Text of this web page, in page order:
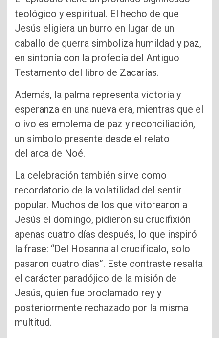
teológico y espiritual. El hecho de que
Jesús eligiera un burro en lugar de un
caballo de guerra simboliza humildad y paz,
en sintonía con la profecía del Antiguo
Testamento del libro de Zacarías.
Además, la palma representa victoria y
esperanza en una nueva era, mientras que el
olivo es emblema de paz y reconciliación,
un símbolo presente desde el relato
del arca de Noé.
La celebración también sirve como
recordatorio de la volatilidad del sentir
popular. Muchos de los que vitorearon a
Jesús el domingo, pidieron su crucifixión
apenas cuatro días después, lo que inspiró
la frase: “Del Hosanna al crucifícalo, solo
pasaron cuatro días”. Este contraste resalta
el carácter paradójico de la misión de
Jesús, quien fue proclamado rey y
posteriormente rechazado por la misma
multitud.